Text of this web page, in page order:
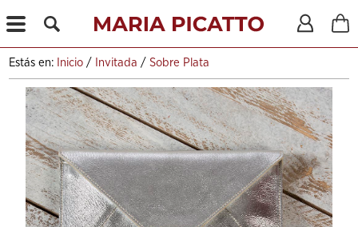
X
Estás en: Inicio / Invitada /Sobre Plata